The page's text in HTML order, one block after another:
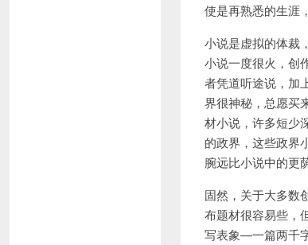
使是再熟悉的生涯
小说是虚拟的体裁
小说一度很火，创
者凭道听途说，加
界很神秘，总愿买
材小说，许多短少
的政界，这些政界
腕远比小说中的更
固然，关于大多数
布题材很容易些，
写表象—一篇两千